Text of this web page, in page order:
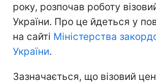
року, розпочав роботу
України. Про це йдеться у
на сайті Міністерства
України.
Зазначається, що візовий